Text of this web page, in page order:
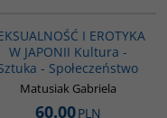
I EROTYKA
W JAPONII Kultura -
- Społeczeństwo
Matusiak Gabriela
60.00PLN